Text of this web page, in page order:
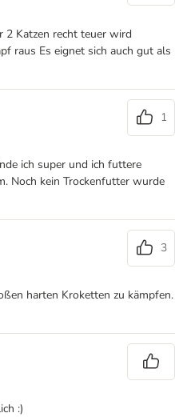
2 Katzen recht teuer wird
raus Es eignet sich auch gut als
1
ich super und ich futtere
Noch kein Trockenfutter wurde
3
harten Kroketten zu kämpfen.
:)